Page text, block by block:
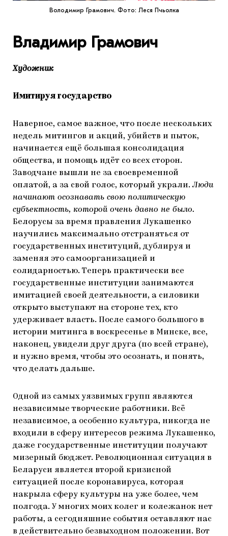
Володимир Грамович. Фото: Леся Пчьолка
Владимир Грамович
Художник
Имитируя государство
Наверное, самое важное, что после нескольких
недель митингов и акций, убийств и пыток,
начинается ещё большая консолидация
общества, и помощь идёт со всех сторон.
Заводчане вышли не за своевременной
оплатой, а за свой голос, который украли.Люди
начинают осознавать свою политическую
субъектность, которой очень давно не было.
Белорусы за время правления Лукашенко
научились максимально отстраняться от
государственных институций, дублируя и
заменяя это самоорганизацией и
солидарностью. Теперь практически все
государственные институции занимаются
имитацией своей деятельности, а силовики
открыто выступают на стороне тех, кто
удерживает власть. После самого большого в
истории митинга в воскресенье в Минске, все,
наконец, увидели друг друга (по всей стране),
и нужно время, чтобы это осознать, и понять,
что делать дальше.
Одной из самых уязвимых групп являются
независимые творческие работники. Всё
независимое, а особенно культура, никогда не
входили в сферу интересов режима Лукашенко,
даже государственные институции получают
мизерный бюджет. Революционная ситуация в
Беларуси является второй кризисной
ситуацией после коронавируса, которая
накрыла сферу культуры на уже более, чем
полгода. У многих моих колег и колежанок нет
работы, а сегодняшние события оставляют нас
в действительно безвыходном положении. Вот